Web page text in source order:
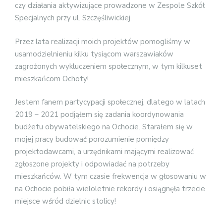
czy działania aktywizujące prowadzone w Zespole Szkół
Specjalnych przy ul. Szczęśliwickiej.
Przez lata realizacji moich projektów pomogliśmy w
usamodzielnieniu kilku tysiącom warszawiaków
zagrożonych wykluczeniem społecznym, w tym kilkuset
mieszkańcom Ochoty!
Jestem fanem partycypacji społecznej, dlatego w latach
2019 – 2021 podjąłem się zadania koordynowania
budżetu obywatelskiego na Ochocie. Starałem się w
mojej pracy budować porozumienie pomiędzy
projektodawcami, a urzędnikami mającymi realizować
zgłoszone projekty i odpowiadać na potrzeby
mieszkańców. W tym czasie frekwencja w głosowaniu w
na Ochocie pobiła wieloletnie rekordy i osiągnęła trzecie
miejsce wśród dzielnic stolicy!